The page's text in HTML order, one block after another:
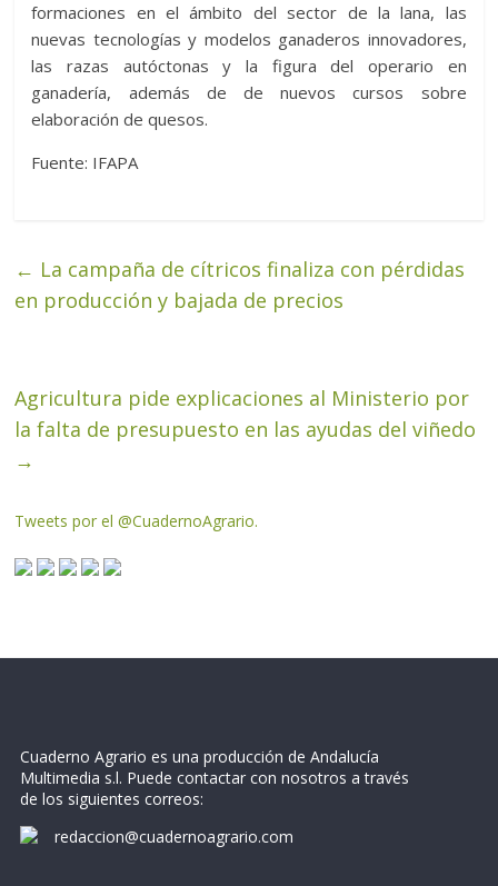
formaciones en el ámbito del sector de la lana, las
nuevas tecnologías y modelos ganaderos innovadores,
las razas autóctonas y la figura del operario en
ganadería, además de de nuevos cursos sobre
elaboración de quesos.
Fuente: IFAPA
← La campaña de cítricos finaliza con pérdidas
en producción y bajada de precios
Agricultura pide explicaciones al Ministerio por
la falta de presupuesto en las ayudas del viñedo
→
Tweets por el @CuadernoAgrario.
Cuaderno Agrario es una producción de Andalucía
Multimedia s.l. Puede contactar con nosotros a través
de los siguientes correos:
redaccion@cuadernoagrario.com